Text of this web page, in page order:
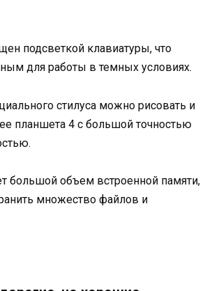
подсветкой клавиатуры, что
для работы в темных условиях.
стилуса можно рисовать и
планшета 4 с большой точностью
большой объем встроенной памяти,
множество файлов и